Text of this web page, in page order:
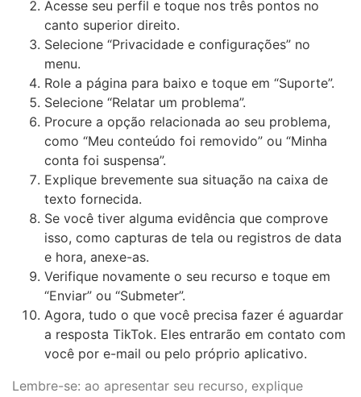
Acesse seu perfil e toque nos três pontos no
canto superior direito.
Selecione “Privacidade e configurações” no
menu.
Role a página para baixo e toque em “Suporte”.
Selecione “Relatar um problema”.
Procure a opção relacionada ao seu problema,
como “Meu conteúdo foi removido” ou “Minha
conta foi suspensa”.
Explique brevemente sua situação na caixa de
texto fornecida.
Se você tiver alguma evidência que comprove
isso, como capturas de tela ou registros de data
e hora, anexe-as.
Verifique novamente o seu recurso e toque em
“Enviar” ou “Submeter”.
Agora, tudo o que você precisa fazer é aguardar
a resposta TikTok. Eles entrarão em contato com
você por e-mail ou pelo próprio aplicativo.
Lembre-se: ao apresentar seu recurso, explique